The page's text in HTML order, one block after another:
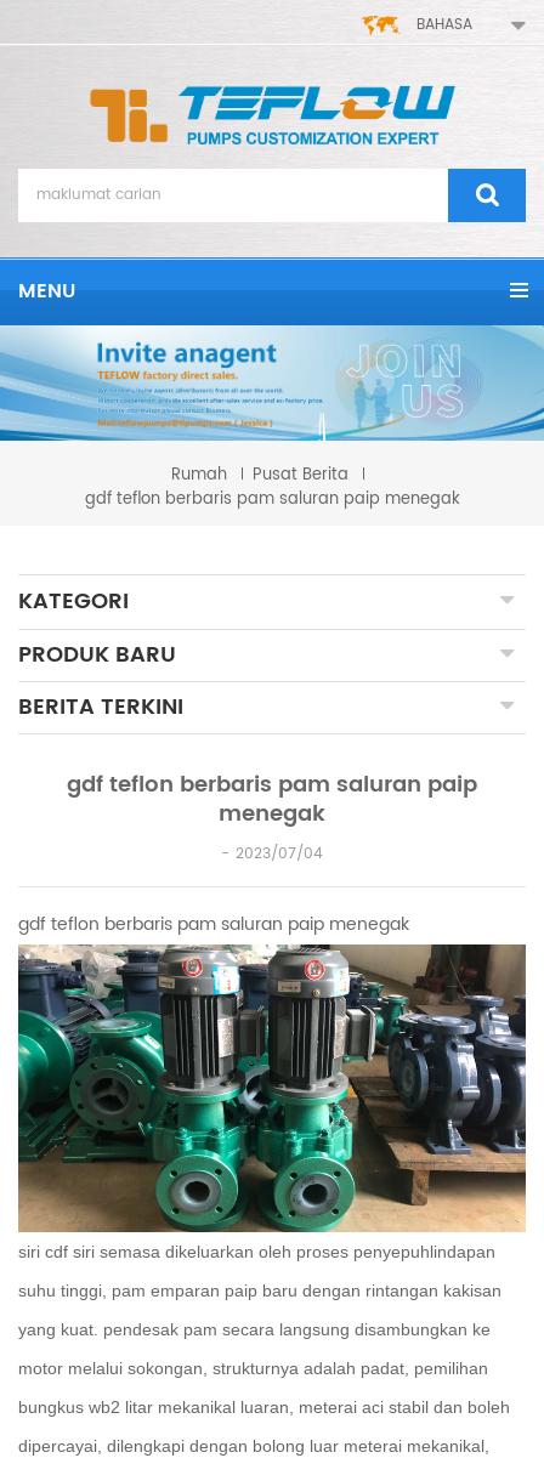
BAHASA
MENU
Rumah
Pusat Berita
gdf teflon berbaris pam saluran paip menegak
KATEGORI
PRODUK BARU
BERITA TERKINI
gdf teflon berbaris pam saluran paip
menegak
2023/07/04
gdf teflon berbaris pam saluran paip menegak
siri cdf siri semasa dikeluarkan oleh proses penyepuhlindapan
suhu tinggi, pam emparan paip baru dengan rintangan kakisan
yang kuat. pendesak pam secara langsung disambungkan ke
motor melalui sokongan, strukturnya adalah padat, pemilihan
bungkus wb2 litar mekanikal luaran, meterai aci stabil dan boleh
dipercayai, dilengkapi dengan bolong luar meterai mekanikal,